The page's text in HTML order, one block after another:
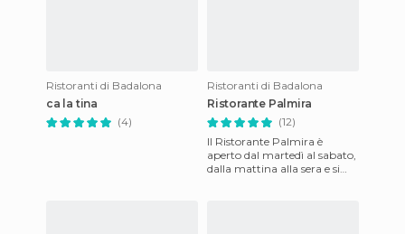
Ristoranti di Badalona
ca la tina
(4)
Ristoranti di Badalona
Ristorante Palmira
(12)
Il Ristorante Palmira è
aperto dal martedì al sabato,
dalla mattina alla sera e si